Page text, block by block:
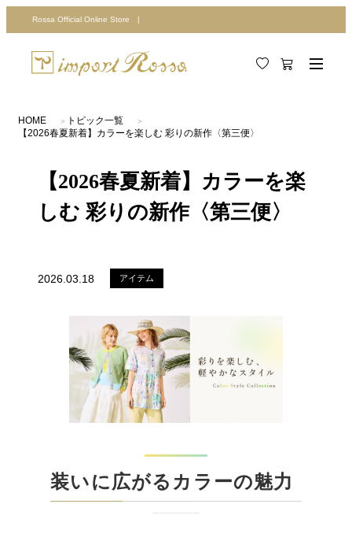
Rossa Official Online Store |
HOME
トピック一覧
【2026春夏新着】カラーを楽しむ 彩りの新作〈第三便〉
【2026春夏新着】カラーを楽
しむ 彩りの新作〈第三便〉
2026.03.18 アイテム
装いに広がるカラーの魅力